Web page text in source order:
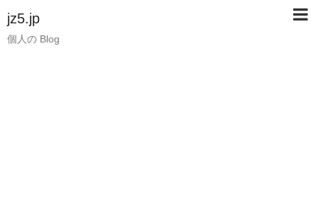
jz5.jp
個人の Blog